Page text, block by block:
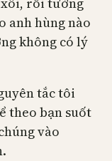
anh hùng nào
không có lý
tắc tôi
theo bạn suốt
vào